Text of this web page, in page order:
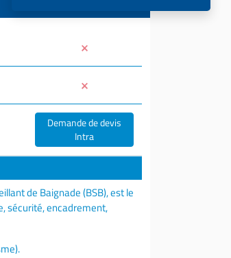
Demande de devis
Intra
de Baignade (BSB), est le
sécurité, encadrement,